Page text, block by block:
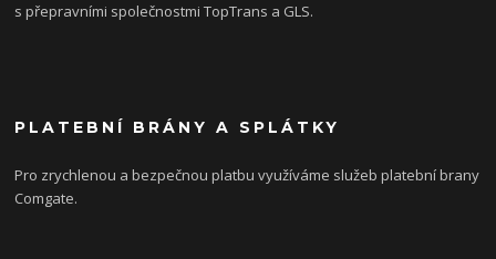
s přepravními společnostmi TopTrans a GLS.
PLATEBNÍ BRÁNY A SPLÁTKY
Pro zrychlenou a bezpečnou platbu využíváme služeb platební brany
Comgate.